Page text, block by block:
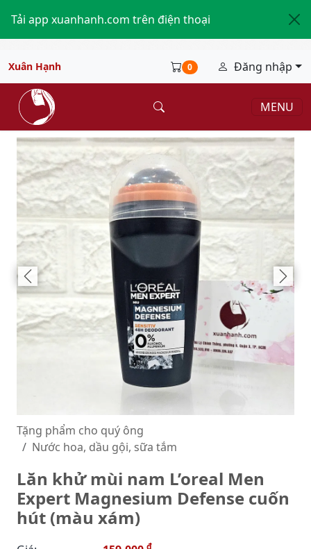
Tải app xuanhanh.com trên điện thoại
Xuân Hạnh 0 Đăng nhập
MENU
Tặng phẩm cho quý ông
Nước hoa, dầu gội, sữa tắm
Lăn khử mùi nam L’oreal Men
Expert Magnesium Defense cuốn
hút (màu xám)
đ